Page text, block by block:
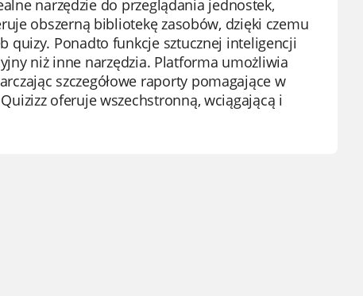
narzędzie do przeglądania jednostek,
obszerną bibliotekę zasobów, dzięki czemu
quizy. Ponadto funkcje sztucznej inteligencji
niż inne narzędzia. Platforma umożliwia
szczegółowe raporty pomagające w
oferuje wszechstronną, wciągającą i